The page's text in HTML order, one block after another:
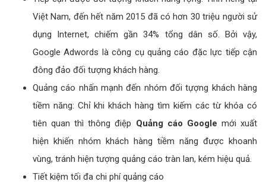
Việt Nam, đến hết năm 2015 đã có hơn 30 triệu người sử
dụng Internet, chiếm gần 34% tổng dân số. Bởi vậy,
Google Adwords là công cụ quảng cáo đặc lực tiếp cận
đông đảo đối tượng khách hàng.
Quảng cáo nhấn mạnh đến nhóm đối tựợng khách hàng
tiềm năng: Chỉ khi khách hàng tìm kiếm các từ khóa có
tiên quan thì thông điệp Quảng cáo Google mới xuất
hiện khiến nhóm khách hàng tiềm năng được khoanh
vùng, tránh hiện tượng quảng cáo tràn lan, kém hiệu quả.
Tiết kiệm tối đa chi phí quảng cáo